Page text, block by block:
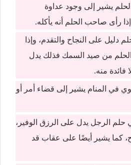
يشير إلى وجود عداوة
رأى صاحب الحلم أنه يأكله.
دليل على النجاح والتقدم، وإذا
من صيد السمك فذلك يدل
فائدة منه.
في المنام يشير إلى قضاء أمر أو
الرجل يدل على الرزق الوفير،
كما يشير أيضًا على عقاب قد